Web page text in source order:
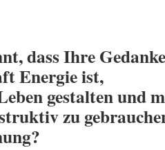
dass Ihre
Energie ist,
gestalten und
zu